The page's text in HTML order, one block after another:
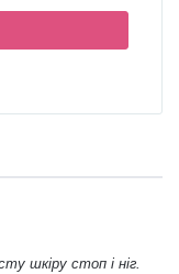
шкіру стоп і ніг.